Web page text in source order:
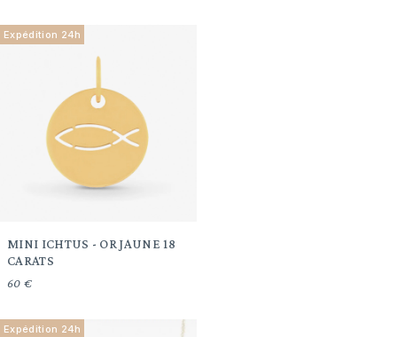
Expédition 24h
MINI ICHTUS - OR JAUNE 18
CARATS
60 €
Expédition 24h